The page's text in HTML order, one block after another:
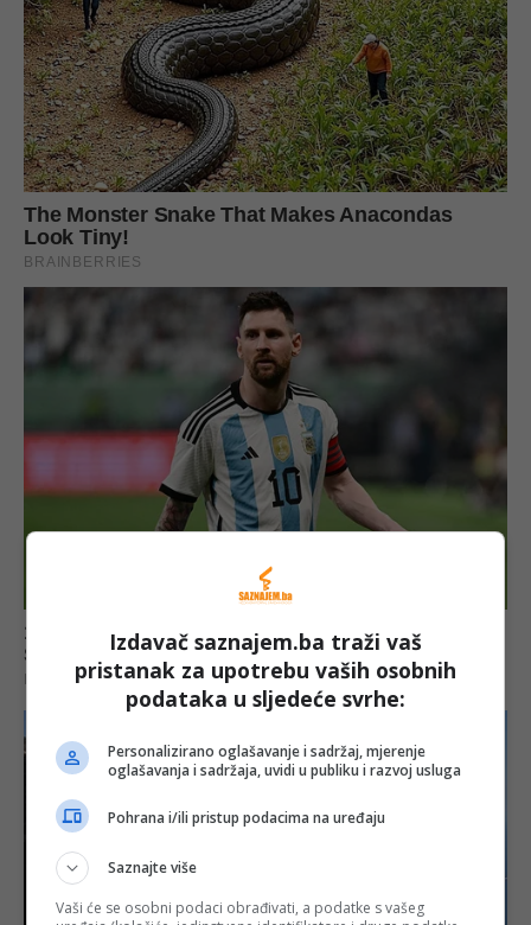
Izdavač saznajem.ba traži vaš
pristanak za upotrebu vaših osobnih
podataka u sljedeće svrhe:
Personalizirano oglašavanje i sadržaj, mjerenje
oglašavanja i sadržaja, uvidi u publiku i razvoj usluga
Pohrana i/ili pristup podacima na uređaju
Saznajte više
Vaši će se osobni podaci obrađivati, a podatke s vašeg